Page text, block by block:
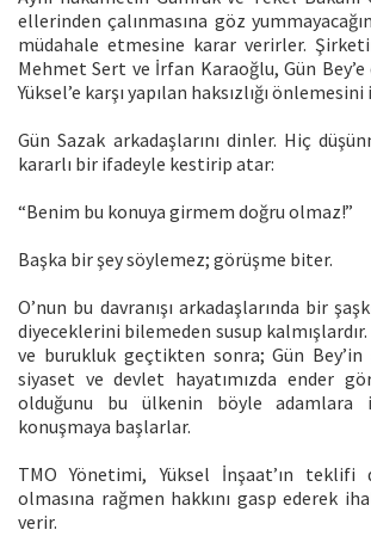
ellerinden çalınmasına göz
müdahale etmesine karar verirler.
Mehmet Sert ve İrfan Karaoğlu, Gün
Yüksel’e karşı yapılan haksızlığı
Gün Sazak arkadaşlarını dinler. Hiç
kararlı bir ifadeyle kestirip atar:
“Benim bu konuya girmem doğru olmaz!”
Başka bir şey söylemez; görüşme biter.
O’nun bu davranışı arkadaşlarında bir
diyeceklerini bilemeden susup kalmışlardır.
ve burukluk geçtikten sonra; Gün Bey’in
siyaset ve devlet hayatımızda ender
olduğunu bu ülkenin böyle adamlara
konuşmaya başlarlar.
TMO Yönetimi, Yüksel İnşaat’ın
olmasına rağmen hakkını gasp ederek
verir.